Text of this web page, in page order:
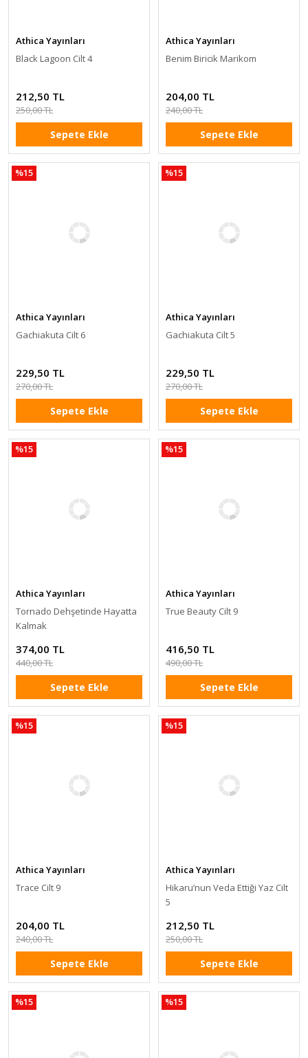
Athica Yayınları
Black Lagoon Cilt 4
212,50 TL
250,00 TL
Sepete Ekle
Athica Yayınları
Benim Biricik Marikom
204,00 TL
240,00 TL
Sepete Ekle
%15
Athica Yayınları
Gachiakuta Cilt 6
229,50 TL
270,00 TL
Sepete Ekle
%15
Athica Yayınları
Gachiakuta Cilt 5
229,50 TL
270,00 TL
Sepete Ekle
%15
Athica Yayınları
Tornado Dehşetinde Hayatta
Kalmak
374,00 TL
440,00 TL
Sepete Ekle
%15
Athica Yayınları
True Beauty Cilt 9
416,50 TL
490,00 TL
Sepete Ekle
%15
Athica Yayınları
Trace Cilt 9
204,00 TL
240,00 TL
Sepete Ekle
%15
Athica Yayınları
Hikaru’nun Veda Ettiği Yaz Cilt
5
212,50 TL
250,00 TL
Sepete Ekle
%15 %15